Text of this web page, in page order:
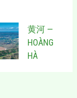
黄河 —
HOÀNG
HÀ